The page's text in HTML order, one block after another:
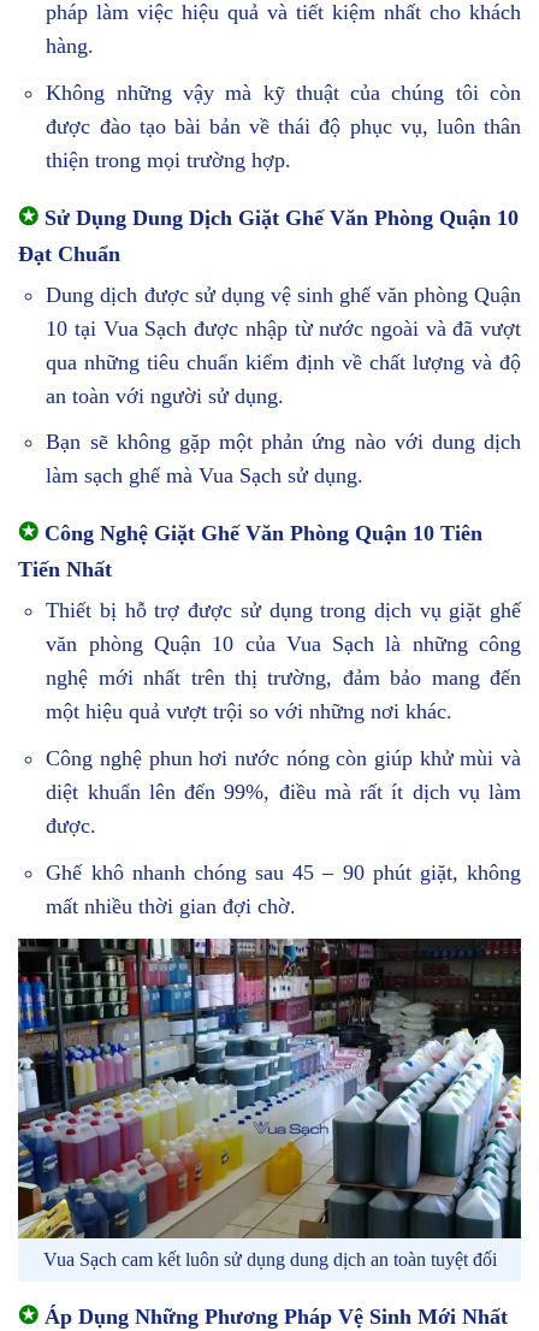
pháp làm việc hiệu quả và tiết kiệm nhất cho khách
hàng.
Không những vậy mà kỹ thuật của chúng tôi còn
được đào tạo bài bản về thái độ phục vụ, luôn thân
thiện trong mọi trường hợp.
✪ Sử Dụng Dung Dịch Giặt Ghế Văn Phòng Quận 10
Đạt Chuẩn
Dung dịch được sử dụng vệ sinh ghế văn phòng Quận
10 tại Vua Sạch được nhập từ nước ngoài và đã vượt
qua những tiêu chuẩn kiểm định về chất lượng và độ
an toàn với người sử dụng.
Bạn sẽ không gặp một phản ứng nào với dung dịch
làm sạch ghế mà Vua Sạch sử dụng.
✪ Công Nghệ Giặt Ghế Văn Phòng Quận 10 Tiên
Tiến Nhất
Thiết bị hỗ trợ được sử dụng trong dịch vụ giặt ghế
văn phòng Quận 10 của Vua Sạch là những công
nghệ mới nhất trên thị trường, đảm bảo mang đến
một hiệu quả vượt trội so với những nơi khác.
Công nghệ phun hơi nước nóng còn giúp khử mùi và
diệt khuẩn lên đến 99%, điều mà rất ít dịch vụ làm
được.
Ghế khô nhanh chóng sau 45 – 90 phút giặt, không
mất nhiều thời gian đợi chờ.
Vua Sạch cam kết luôn sử dụng dung dịch an toàn tuyệt đối
✪ Áp Dụng Những Phương Pháp Vệ Sinh Mới Nhất